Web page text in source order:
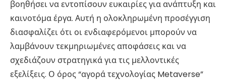
βοηθήσει να εντοπίσουν ευκαιρίες για ανάπτυξη και
καινοτόμα έργα. Αυτή η ολοκληρωμένη προσέγγιση
διασφαλίζει ότι οι ενδιαφερόμενοι μπορούν να
λαμβάνουν τεκμηριωμένες αποφάσεις και να
σχεδιάζουν στρατηγικά για τις μελλοντικές
εξελίξεις. Ο όρος “αγορά τεχνολογίας Metaverse”